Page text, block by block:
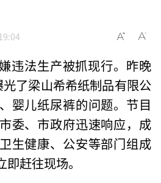
违法生产被抓现行。昨晚
了梁山希希纸制品有限公
婴儿纸尿裤的问题。节目
委、市政府迅速响应，成
生健康、公安等部门组成
赶往现场。